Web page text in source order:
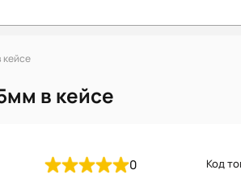
кейсе
в кейсе
0 Код